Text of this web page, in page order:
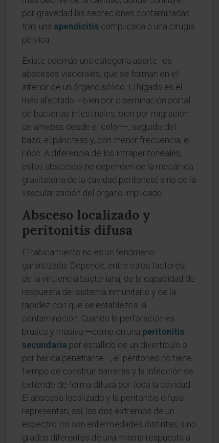
por gravedad las secreciones contaminadas
tras una apendicitis complicada o una cirugía
pélvica.
Existe además una categoría aparte: los
abscesos viscerales, que se forman en el
interior de un órgano sólido. El hígado es el
más afectado —bien por diseminación portal
de bacterias intestinales, bien por migración
de amebas desde el colon—, seguido del
bazo, el páncreas y, con menor frecuencia, el
riñón. A diferencia de los intraperitoneales,
estos abscesos no dependen de la mecánica
gravitatoria de la cavidad peritoneal, sino de la
vascularización del órgano implicado.
Absceso localizado y
peritonitis difusa
El tabicamiento no es un fenómeno
garantizado. Depende, entre otros factores,
de la virulencia bacteriana, de la capacidad de
respuesta del sistema inmunitario y de la
rapidez con que se establezca la
contaminación. Cuando la perforación es
brusca y masiva —como en una peritonitis
secundaria por estallido de un divertículo o
por herida penetrante—, el peritoneo no tiene
tiempo de construir barreras y la infección se
extiende de forma difusa por toda la cavidad.
El absceso localizado y la peritonitis difusa
representan, así, los dos extremos de un
espectro: no son enfermedades distintas, sino
grados diferentes de una misma respuesta a